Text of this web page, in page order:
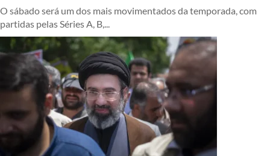
O sábado será um dos mais movimentados da temporada, com
partidas pelas Séries A, B,...